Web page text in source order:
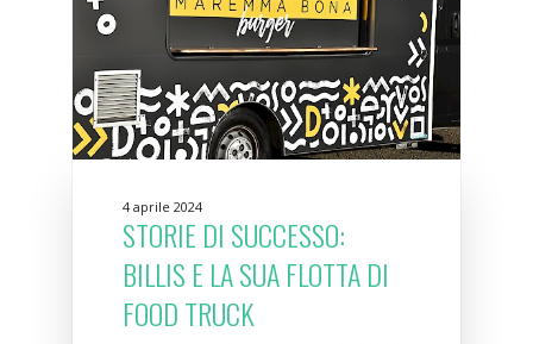
4 aprile 2024
STORIE DI SUCCESSO:
BILLIS E LA SUA FLOTTA DI
FOOD TRUCK